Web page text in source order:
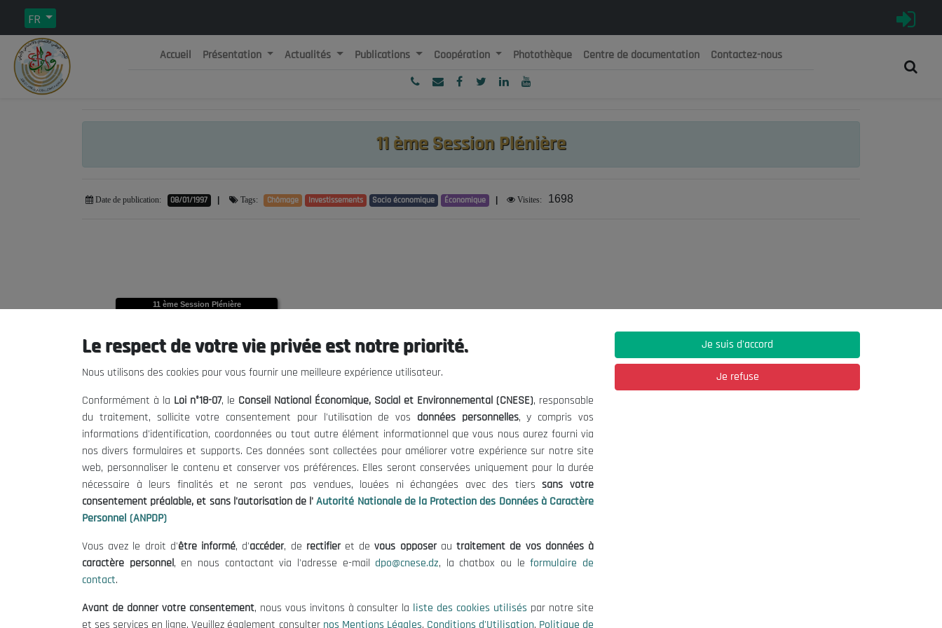
FR
République Algérienne Démocratique et Populaire الجزائرية الديمقراطية الشعبية
Accueil Présentation Actualités Publications Coopération Photothèque Centre de documentation Contactez-nous
11 ème Session Plénière
Date de publication: 08/01/1997 Tags: Chômage Investissements Socio économique Économique Visites: 1698
11 ème Session Plénière
Tags: Chômage Investissements
Socio économique
Économique
Le CNESE
Le président
Informations utiles
Mentions Légales
Nous Contacter
contact@cnese.dz
Suggestions ou Initiatives ?
Le respect de votre vie privée est notre priorité.
Nous utilisons des cookies pour vous fournir une meilleure expérience utilisateur.
Conformément à la Loi n°18-07, le Conseil National Économique, Social et Environnemental (CNESE), responsable
du traitement, sollicite votre consentement pour l'utilisation de vos données personnelles, y compris vos
informations d'identification, coordonnées ou tout autre élément informationnel que vous nous aurez fourni via
nos divers formulaires et supports. Ces données sont collectées pour améliorer votre expérience sur notre site
web, personnaliser le contenu et conserver vos préférences. Elles seront conservées uniquement pour la durée
nécessaire à leurs finalités et ne seront pas vendues, louées ni échangées avec des tierssans votre
consentement préalable, et sans l'autorisation de l' Autorité Nationale de la Protection des Données à Caractère
Personnel (ANPDP)
Vous avez le droit d'être informé, d'accéder, de rectifieret devous opposerautraitement de vos données à
caractère personnel, en nous contactant via l'adresse e-mail dpo@cnese.dz, la chatbox ou leformulaire de
contact.
Avant de donner votre consentement, nous vous invitons à consulter la liste des cookies utilisés par notre site
et ses services en ligne. Veuillez également consulter nos Mentions Légales, Conditions d'Utilisation, Politique de
Je suis d'accord
Je refuse